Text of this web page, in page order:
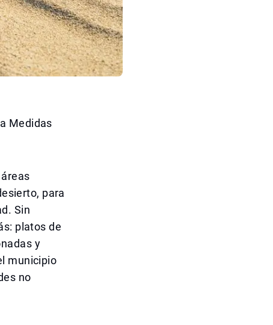
Medidas
para
Sin
platos de
y
municipio
no